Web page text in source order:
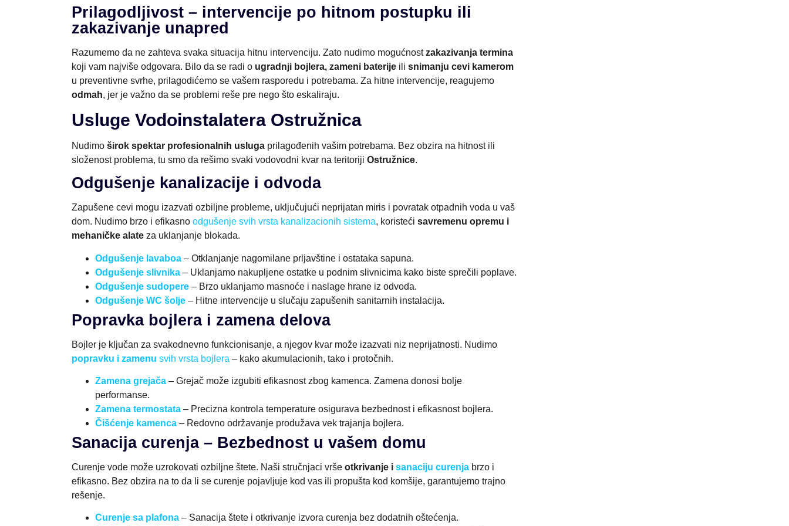
Prilagodljivost – intervencije po hitnom postupku ili
zakazivanje unapred
Razumemo da ne zahteva svaka situacija hitnu intervenciju. Zato nudimo mogućnostzakazivanja termina
koji vam najviše odgovara. Bilo da se radi o ugradnji bojlera, zameni baterije ili snimanju cevi kamerom
u preventivne svrhe, prilagodićemo se vašem rasporedu i potrebama. Za hitne intervencije, reagujemo
odmah, jer je važno da se problemi reše pre nego što eskaliraju.
Usluge Vodoinstalatera Ostružnica
Nudimo širok spektar profesionalnih usluga prilagođenih vašim potrebama. Bez obzira na hitnost ili
složenost problema, tu smo da rešimo svaki vodovodni kvar na teritoriji Ostružnice.
Odgušenje kanalizacije i odvoda
Zapušene cevi mogu izazvati ozbiljne probleme, uključujući neprijatan miris i povratak otpadnih voda u vaš
dom. Nudimo brzo i efikasno odgušenje svih vrsta kanalizacionih sistema, koristeći savremenu opremu i
mehaničke alate za uklanjanje blokada.
Odgušenje lavaboa – Otklanjanje nagomilane prljavštine i ostataka sapuna.
Odgušenje slivnika – Uklanjamo nakupljene ostatke u podnim slivnicima kako biste sprečili poplave.
Odgušenje sudopere – Brzo uklanjamo masnoće i naslage hrane iz odvoda.
Odgušenje WC šolje – Hitne intervencije u slučaju zapušenih sanitarnih instalacija.
Popravka bojlera i zamena delova
Bojler je ključan za svakodnevno funkcionisanje, a njegov kvar može izazvati niz neprijatnosti. Nudimo
popravku i zamenu svih vrsta bojlera – kako akumulacionih, tako i protočnih.
Zamena grejača – Grejač može izgubiti efikasnost zbog kamenca. Zamena donosi bolje
performanse.
Zamena termostata – Precizna kontrola temperature osigurava bezbednost i efikasnost bojlera.
Čišćenje kamenca – Redovno održavanje produžava vek trajanja bojlera.
Sanacija curenja – Bezbednost u vašem domu
Curenje vode može uzrokovati ozbiljne štete. Naši stručnjaci vrše otkrivanje i sanaciju curenja brzo i
efikasno. Bez obzira na to da li se curenje pojavljuje kod vas ili propušta kod komšije, garantujemo trajno
rešenje.
Curenje sa plafona – Sanacija štete i otkrivanje izvora curenja bez dodatnih oštećenja.